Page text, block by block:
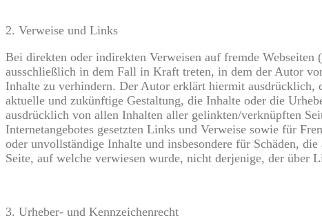
2. Verweise und Links
Bei direkten oder indirekten Verweisen auf fremde
ausschließlich in dem Fall in Kraft treten, in dem der Autor
Inhalte zu verhindern. Der Autor erklärt hiermit ausdrücklich,
aktuelle und zukünftige Gestaltung, die Inhalte oder die
ausdrücklich von allen Inhalten aller gelinkten/verknüpften
Internetangebotes gesetzten Links und Verweise sowie für
oder unvollständige Inhalte und insbesondere für Schäden,
Seite, auf welche verwiesen wurde, nicht derjenige, der
3. Urheber- und Kennzeichenrecht